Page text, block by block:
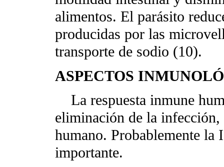
alimentos. El parásito
producidas por las
transporte de sodio (10).
ASPECTOS
La respuesta inmune
eliminación de la
humano. Probablemente la
importante.